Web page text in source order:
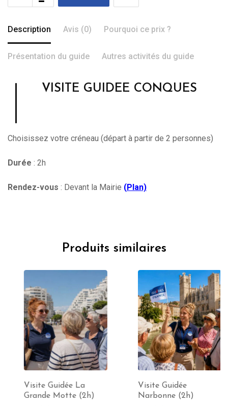
Description Avis (0) Pourquoi ce prix ?
Présentation du guide Autres activités du guide
VISITE GUIDEE CONQUES
Choisissez votre créneau (départ à partir de 2 personnes)
Durée : 2h
Rendez-vous : Devant la Mairie (Plan)
Produits similaires
Visite Guidée La
Grande Motte (2h)
Visite Guidée
Narbonne (2h)